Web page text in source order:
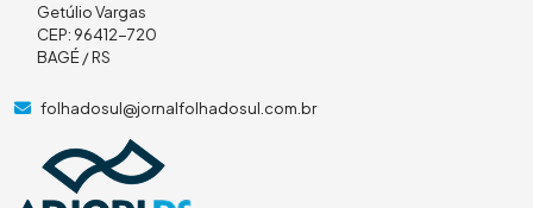
Getúlio Vargas
CEP: 96412-720
BAGÉ / RS
folhadosul@jornalfolhadosul.com.br